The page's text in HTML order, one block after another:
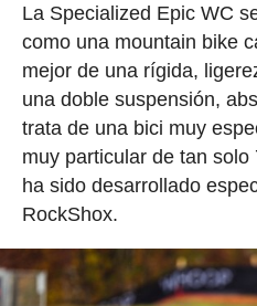
La Specialized Epic WC
como una mountain bike
mejor de una rígida,
una doble suspensión,
trata de una bici muy
muy particular de tan
ha sido desarrollado
RockShox.